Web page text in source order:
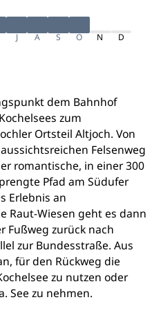
J A S O N D
dem Bahnhof
zum
Ortsteil Altjoch. Von
Felsenweg
romantische, in einer 300
Pfad am Südufer
Erlebnis an
Raut-Wiesen geht es dann
Fußweg zurück nach
zur Bundesstraße. Aus
für den Rückweg die
zu nutzen oder
See zu nehmen.